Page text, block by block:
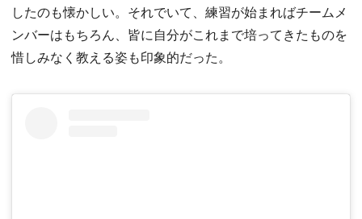
したのも懐かしい。それでいて、練習が始まればチームメ
ンバーはもちろん、皆に自分がこれまで培ってきたものを
惜しみなく教える姿も印象的だった。